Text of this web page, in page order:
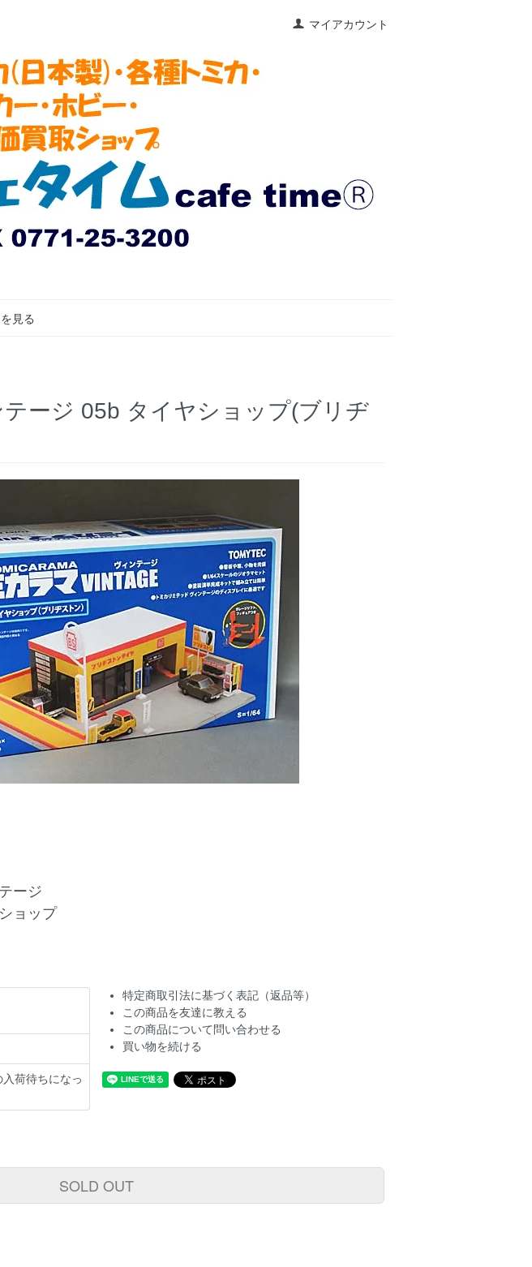
マイアカウント
見る
テージ 05b タイヤショップ(ブリヂ
ージ
ョップ
荷待ちになっ
特定商取引法に基づく表記（返品等）
この商品を友達に教える
この商品について問い合わせる
買い物を続ける
SOLD OUT